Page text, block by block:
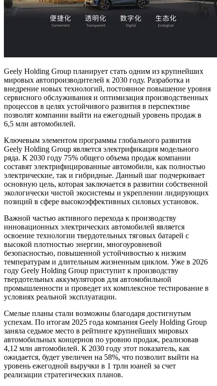
Geely Holding Group планирует стать одним из крупнейших
мировых автопроизводителей к 2030 году. Разработка и
внедрение новых технологий, постоянное повышение уровня
сервисного обслуживания и оптимизация производственных
процессов в целях устойчивого развития в перспективе
позволят компании выйти на ежегодный уровень продаж в
6,5 млн автомобилей.
Ключевым элементом программы глобального развития
Geely Holding Group является электрификация модельного
ряда. К 2030 году 75% общего объема продаж компании
составят электрифицированные автомобили, как полностью
электрические, так и гибридные. Данный шаг подчеркивает
основную цель, которая заключается в развитии собственной
экологически чистой экосистемы и укреплении лидирующих
позиций в сфере высокоэффективных силовых установок.
Важной частью активного перехода к производству
инновационных электрических автомобилей является
освоение технологии твердотельных тяговых батарей с
высокой плотностью энергии, многоуровневой
безопасностью, повышенной устойчивостью к низким
температурам и длительным жизненным циклом. Уже в 2026
году Geely Holding Group приступит к производству
твердотельных аккумуляторов для автомобильной
промышленности и проведет их комплексное тестирование в
условиях реальной эксплуатации.
Смелые планы стали возможны благодаря достигнутым
успехам. По итогам 2025 года компания Geely Holding Group
заняла седьмое место в рейтинге крупнейших мировых
автомобильных концернов по уровню продаж, реализовав
4,12 млн автомобилей. К 2030 году этот показатель, как
ожидается, будет увеличен на 58%, что позволит выйти на
уровень ежегодной выручки в 1 трлн юаней за счет
реализации стратегических планов.